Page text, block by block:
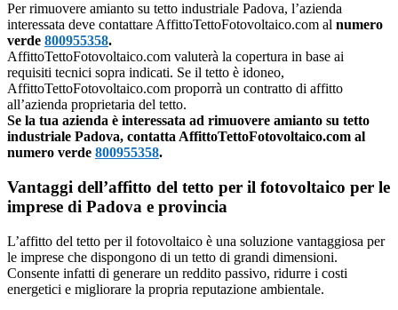
Per rimuovere amianto su tetto industriale Padova, l’azienda
interessata deve contattare AffittoTettoFotovoltaico.com al numero
verde 800955358.
AffittoTettoFotovoltaico.com valuterà la copertura in base ai
requisiti tecnici sopra indicati. Se il tetto è idoneo,
AffittoTettoFotovoltaico.com proporrà un contratto di affitto
all’azienda proprietaria del tetto.
Se la tua azienda è interessata ad rimuovere amianto su tetto
industriale Padova, contatta AffittoTettoFotovoltaico.com al
numero verde 800955358.
Vantaggi dell’affitto del tetto per il fotovoltaico per le
imprese di Padova e provincia
L’affitto del tetto per il fotovoltaico è una soluzione vantaggiosa per
le imprese che dispongono di un tetto di grandi dimensioni.
Consente infatti di generare un reddito passivo, ridurre i costi
energetici e migliorare la propria reputazione ambientale.